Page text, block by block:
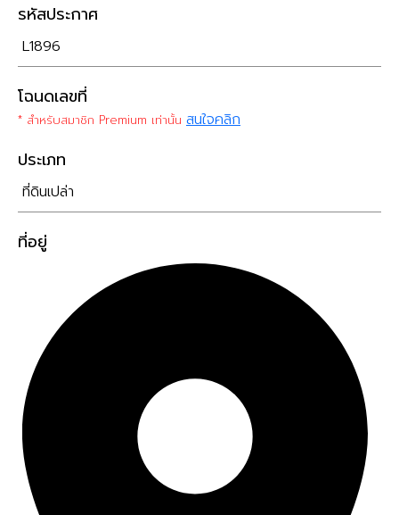
รหัสประกาศ
L1896
โฉนดเลขที่
* สำหรับสมาชิก Premium เท่านั้น สนใจคลิก
ประเภท
ที่ดินเปล่า
ที่อยู่